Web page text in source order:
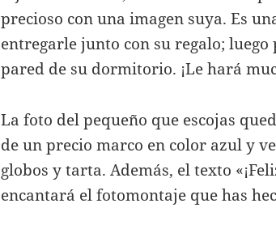
precioso con una imagen suya. Es
entregarle junto con su regalo;
pared de su dormitorio. ¡Le hará
La foto del pequeño que escojas
de un precio marco en color azul y
globos y tarta. Además, el texto
encantará el fotomontaje que has